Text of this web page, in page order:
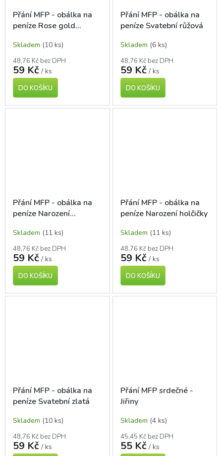
Přání MFP - obálka na
peníze Rose gold
Skladem (10 ks)
48,76 Kč bez DPH
59 Kč / ks
DO KOŠÍKU
Přání MFP - obálka na
peníze Svatební růžová
Skladem (6 ks)
48,76 Kč bez DPH
59 Kč / ks
DO KOŠÍKU
Přání MFP - obálka na
peníze Narození
Skladem (11 ks)
48,76 Kč bez DPH
59 Kč / ks
DO KOŠÍKU
Přání MFP - obálka na
peníze Narození holčičky
Skladem (11 ks)
48,76 Kč bez DPH
59 Kč / ks
DO KOŠÍKU
Přání MFP - obálka na
peníze Svatební zlatá
Skladem (10 ks)
48,76 Kč bez DPH
59 Kč / ks
Přání MFP srdečné -
Jiřiny
Skladem (4 ks)
45,45 Kč bez DPH
55 Kč / ks